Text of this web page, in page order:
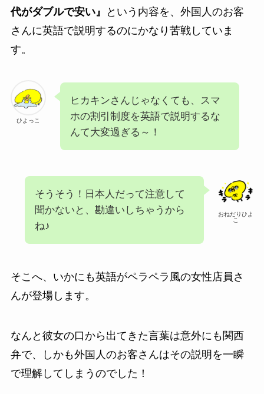
代がダブルで安い』
という内容を、外国人のお客
さんに英語で説明するのにかなり苦戦していま
す。
ひよっこ
ヒカキンさんじゃなくても、スマ
ホの割引制度を英語で説明するな
んて大変過ぎる～！
おねだりひよ
こ
そうそう！日本人だって注意して
聞かないと、勘違いしちゃうから
ね♪
そこへ、いかにも英語がペラペラ風の女性店員さ
んが登場します。
なんと彼女の口から出てきた言葉は意外にも関西
弁で、しかも外国人のお客さんはその説明を一瞬
で理解してしまうのでした！